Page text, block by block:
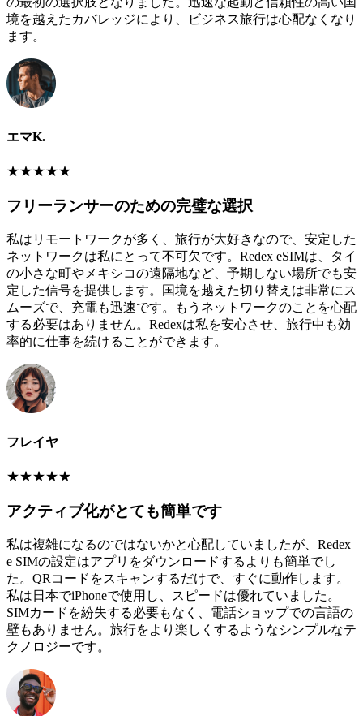
境を越えたカバレッジにより、ビジネス旅行は心配なくなり
ます。
エマK.
★★★★★
フリーランサーのための完璧な選択
私はリモートワークが多く、旅行が大好きなので、安定した
ネットワークは私にとって不可欠です。Redex eSIMは、タイ
の小さな町やメキシコの遠隔地など、予期しない場所でも安
定した信号を提供します。国境を越えた切り替えは非常にス
ムーズで、充電も迅速です。もうネットワークのことを心配
する必要はありません。Redexは私を安心させ、旅行中も効
率的に仕事を続けることができます。
フレイヤ
★★★★★
アクティブ化がとても簡単です
私は複雑になるのではないかと心配していましたが、Redex
e SIMの設定はアプリをダウンロードするよりも簡単でし
た。QRコードをスキャンするだけで、すぐに動作します。
私は日本でiPhoneで使用し、スピードは優れていました。
SIMカードを紛失する必要もなく、電話ショップでの言語の
壁もありません。旅行をより楽しくするようなシンプルなテ
クノロジーです。